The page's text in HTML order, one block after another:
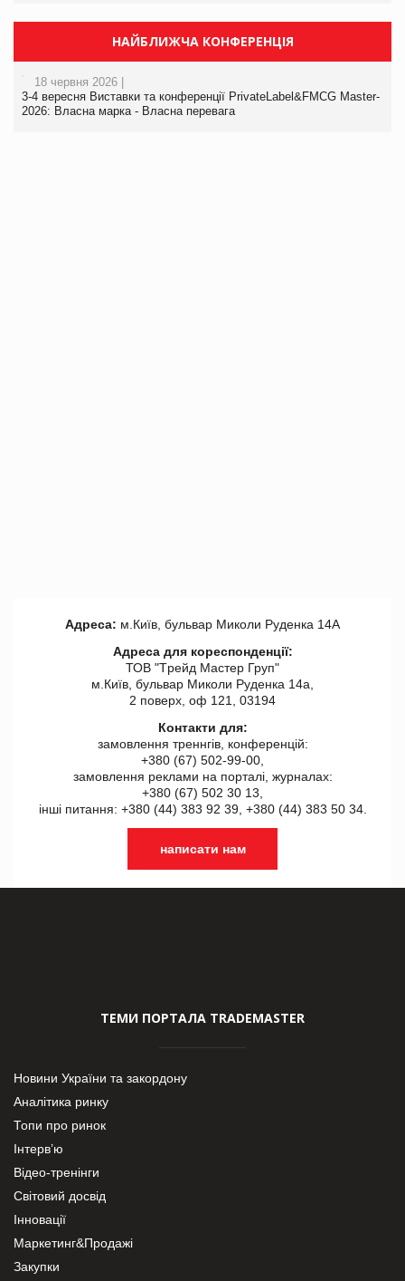
НАЙБЛИЖЧА КОНФЕРЕНЦІЯ
18 червня 2026 |
3-4 вересня Виставки та конференції PrivateLabel&FMCG Master-
2026: Власна марка - Власна перевага
Адреса: м.Київ, бульвар Миколи Руденка 14А
Адреса для кореспонденції:
ТОВ "Tрейд Мастер Груп"
м.Київ, бульвар Миколи Руденка 14а,
2 поверх, оф 121, 03194
Контакти для:
замовлення треннгів, конференцій:
+380 (67) 502-99-00,
замовлення реклами на порталі, журналах:
+380 (67) 502 30 13,
інші питання: +380 (44) 383 92 39, +380 (44) 383 50 34.
написати нам
ТЕМИ ПОРТАЛА TRADEMASTER
Новини України та закордону
Аналітика ринку
Топи про ринок
Інтерв’ю
Відео-тренінги
Світовий досвід
Інновації
Маркетинг&Продажі
Закупки